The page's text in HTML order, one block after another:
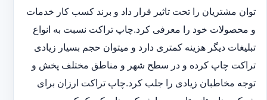
توان مشتریان را تحت تاثیر قرار داد و برند کسب کار خدمات
و محصولات خود را معرفی کرد.چاپ تراکت نسبت به انواع
تبلیغات دیگر هزینه کمتری دارد و می‎توان حجم بسیار زیادی
تراکت چاپ کرده و در سطح شهر و مناطق مختلف پخش و
توجه مخاطبان زیادی را جلب کرد.چاپ تراکت ارزان برای